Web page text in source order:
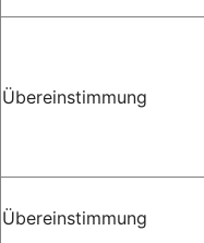
Übereinstimmung
Übereinstimmung